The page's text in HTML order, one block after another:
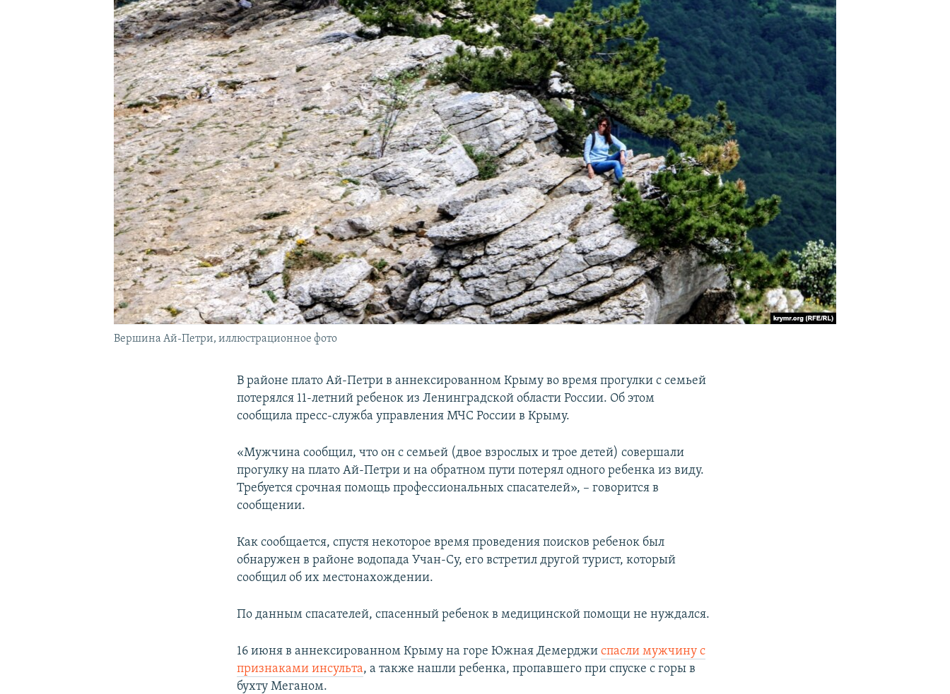
КРЫМ.НЕПОКОРЕННЫЙ
УКРАИНСКАЯ ПРОБЛЕМА КРЫМА
Вершина Ай-Петри, иллюстрационное фото
В районе плато Ай-Петри в аннексированном Крыму во время прогулки с семьей
потерялся 11-летний ребенок из Ленинградской области России. Об этом
сообщила пресс-служба управления МЧС России в Крыму.
«Мужчина сообщил, что он с семьей (двое взрослых и трое детей) совершали
прогулку на плато Ай-Петри и на обратном пути потерял одного ребенка из виду.
Требуется срочная помощь профессиональных спасателей», – говорится в
сообщении.
Как сообщается, спустя некоторое время проведения поисков ребенок был
обнаружен в районе водопада Учан-Су, его встретил другой турист, который
сообщил об их местонахождении.
По данным спасателей, спасенный ребенок в медицинской помощи не нуждался.
16 июня в аннексированном Крыму на горе Южная Демерджиспасли мужчину с
признаками инсульта, а также нашли ребенка, пропавшего при спуске с горы в
бухту Меганом.